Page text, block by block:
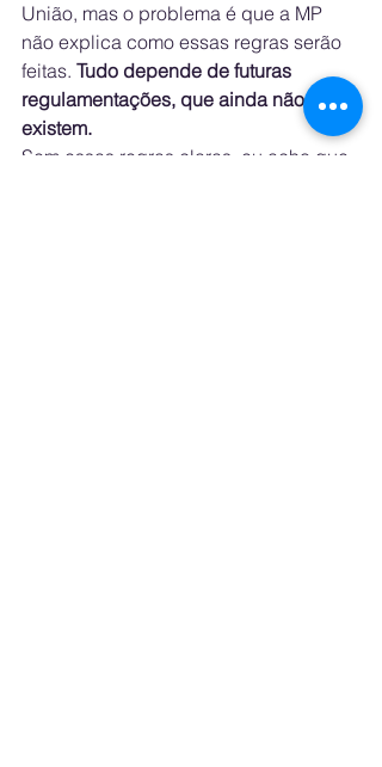
União, mas o problema é que a MP
não explica como essas regras serão
feitas. Tudo depende de futuras
regulamentações, que ainda não
existem.
Sem essas regras claras, eu acho que